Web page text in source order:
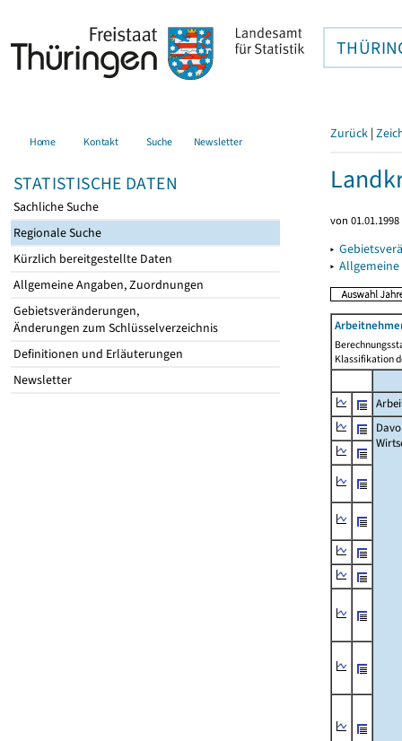
Home Kontakt Suche Newsletter
STATISTISCHE DATEN
Sachliche Suche
Regionale Suche
Kürzlich bereitgestellte Daten
Allgemeine Angaben, Zuordnungen
Gebietsveränderungen,
Änderungen zum Schlüsselverzeichnis
Definitionen und Erläuterungen
Newsletter
Zurück |
von
▸
▸
Klassifikation